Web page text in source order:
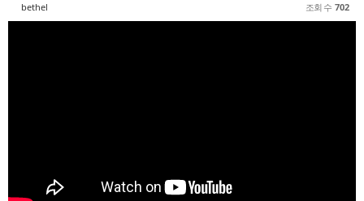
bethel 조회 수 702